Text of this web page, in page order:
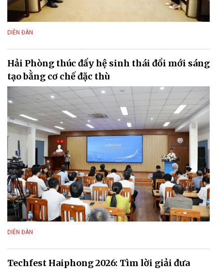
DIỄN ĐÀN
Hải Phòng thúc đẩy hệ sinh thái đổi mới sáng
tạo bằng cơ chế đặc thù
DIỄN ĐÀN
Techfest Haiphong 2026: Tìm lời giải đưa